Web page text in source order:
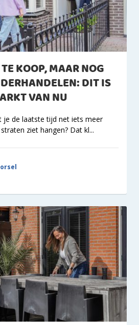
KOOP, MAAR NOG
DIT IS
VAN NU
je de laatste tijd net iets meer
ziet hangen? Dat kl...